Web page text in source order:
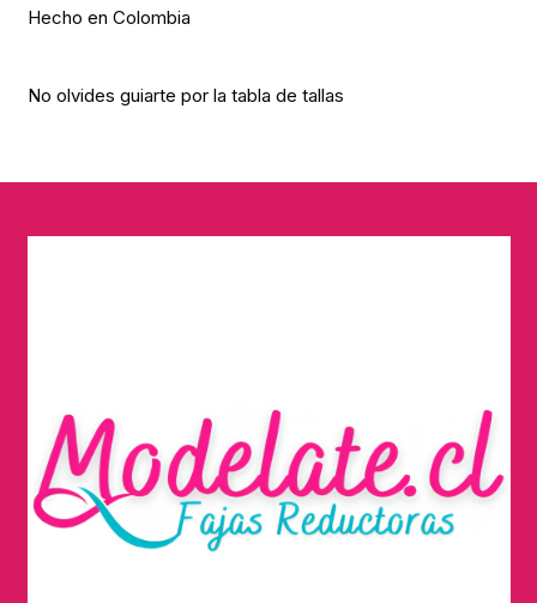
Hecho en Colombia
No olvides guiarte por la tabla de tallas